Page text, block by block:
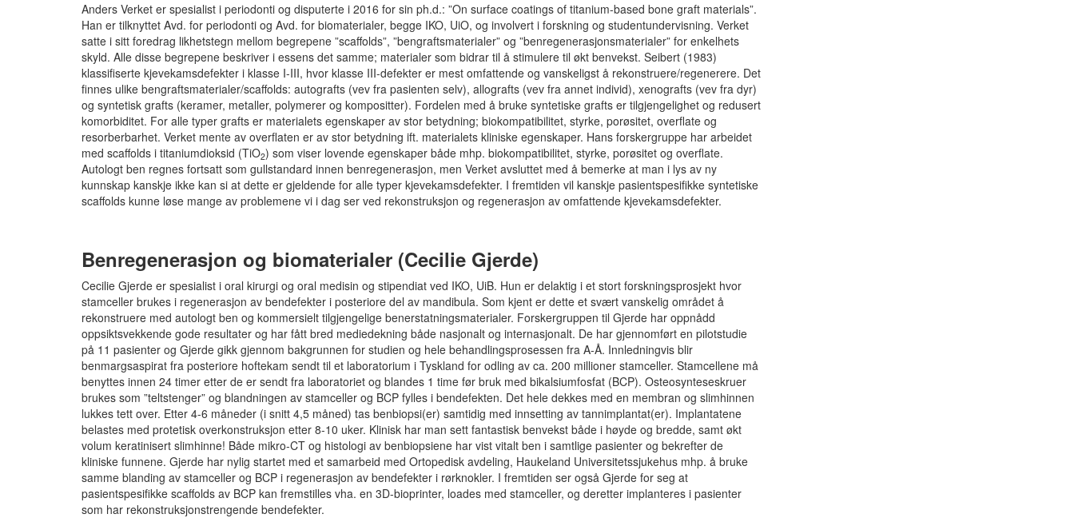
Anders Verket er spesialist i periodonti og disputerte i 2016 for sin ph.d.: ”On surface coatings of titanium-based bone graft materials”.
Han er tilknyttet Avd. for periodonti og Avd. for biomaterialer, begge IKO, UiO, og involvert i forskning og studentundervisning. Verket
satte i sitt foredrag likhetstegn mellom begrepene ”scaffolds”, ”bengraftsmaterialer” og ”benregenerasjonsmaterialer” for enkelhets
skyld. Alle disse begrepene beskriver i essens det samme; materialer som bidrar til å stimulere til økt benvekst. Seibert (1983)
klassifiserte kjevekamsdefekter i klasse I-III, hvor klasse III-defekter er mest omfattende og vanskeligst å rekonstruere/regenerere. Det
finnes ulike bengraftsmaterialer/scaffolds: autografts (vev fra pasienten selv), allografts (vev fra annet individ), xenografts (vev fra dyr)
og syntetisk grafts (keramer, metaller, polymerer og kompositter). Fordelen med å bruke syntetiske grafts er tilgjengelighet og redusert
komorbiditet. For alle typer grafts er materialets egenskaper av stor betydning; biokompatibilitet, styrke, porøsitet, overflate og
resorberbarhet. Verket mente av overflaten er av stor betydning ift. materialets kliniske egenskaper. Hans forskergruppe har arbeidet
med scaffolds i titaniumdioksid (TiO2) som viser lovende egenskaper både mhp. biokompatibilitet, styrke, porøsitet og overflate.
Autologt ben regnes fortsatt som gullstandard innen benregenerasjon, men Verket avsluttet med å bemerke at man i lys av ny
kunnskap kanskje ikke kan si at dette er gjeldende for alle typer kjevekamsdefekter. I fremtiden vil kanskje pasientspesifikke syntetiske
scaffolds kunne løse mange av problemene vi i dag ser ved rekonstruksjon og regenerasjon av omfattende kjevekamsdefekter.
Benregenerasjon og biomaterialer (Cecilie Gjerde)
Cecilie Gjerde er spesialist i oral kirurgi og oral medisin og stipendiat ved IKO, UiB. Hun er delaktig i et stort forskningsprosjekt hvor
stamceller brukes i regenerasjon av bendefekter i posteriore del av mandibula. Som kjent er dette et svært vanskelig området å
rekonstruere med autologt ben og kommersielt tilgjengelige benerstatningsmaterialer. Forskergruppen til Gjerde har oppnådd
oppsiktsvekkende gode resultater og har fått bred mediedekning både nasjonalt og internasjonalt. De har gjennomført en pilotstudie
på 11 pasienter og Gjerde gikk gjennom bakgrunnen for studien og hele behandlingsprosessen fra A-Å. Innledningvis blir
benmargsaspirat fra posteriore hoftekam sendt til et laboratorium i Tyskland for odling av ca. 200 millioner stamceller. Stamcellene må
benyttes innen 24 timer etter de er sendt fra laboratoriet og blandes 1 time før bruk med bikalsiumfosfat (BCP). Osteosynteseskruer
brukes som ”teltstenger” og blandningen av stamceller og BCP fylles i bendefekten. Det hele dekkes med en membran og slimhinnen
lukkes tett over. Etter 4-6 måneder (i snitt 4,5 måned) tas benbiopsi(er) samtidig med innsetting av tannimplantat(er). Implantatene
belastes med protetisk overkonstruksjon etter 8-10 uker. Klinisk har man sett fantastisk benvekst både i høyde og bredde, samt økt
volum keratinisert slimhinne! Både mikro-CT og histologi av benbiopsiene har vist vitalt ben i samtlige pasienter og bekrefter de
kliniske funnene. Gjerde har nylig startet med et samarbeid med Ortopedisk avdeling, Haukeland Universitetssjukehus mhp. å bruke
samme blanding av stamceller og BCP i regenerasjon av bendefekter i rørknokler. I fremtiden ser også Gjerde for seg at
pasientspesifikke scaffolds av BCP kan fremstilles vha. en 3D-bioprinter, loades med stamceller, og deretter implanteres i pasienter
som har rekonstruksjonstrengende bendefekter.